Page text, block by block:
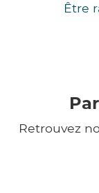
Être
Retrouvez